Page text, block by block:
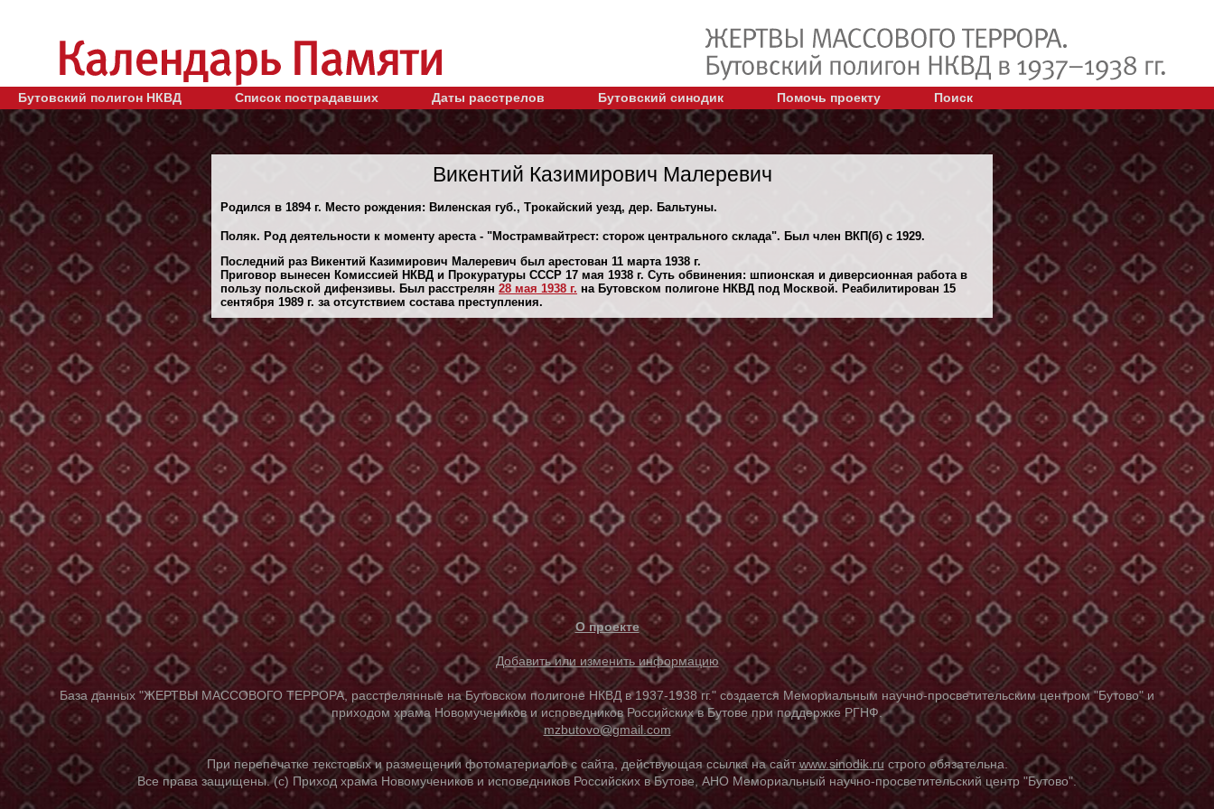
Бутовский полигон НКВД Список пострадавших Даты расстрелов Бутовский синодик Помочь проекту Поиск
Викентий Казимирович Малеревич
Родился в 1894 г. Место рождения: Виленская губ., Трокайский уезд, дер. Бальтуны.
Поляк. Род деятельности к моменту ареста - "Мострамвайтрест: сторож центрального склада". Был член ВКП(б) с 1929.
Последний раз Викентий Казимирович Малеревич был арестован 11 марта 1938 г.
Приговор вынесен Комиссией НКВД и Прокуратуры СССР 17 мая 1938 г. Суть обвинения: шпионская и диверсионная работа в
пользу польской дифензивы. Был расстрелян 28 мая 1938 г. на Бутовском полигоне НКВД под Москвой. Реабилитирован 15
сентября 1989 г. за отсутствием состава преступления.
О проекте
Добавить или изменить информацию
База данных "ЖЕРТВЫ МАССОВОГО ТЕРРОРА, расстрелянные на Бутовском полигоне НКВД в 1937-1938 гг." создается Мемориальным научно-просветительским центром "Бутово" и
приходом храма Новомучеников и исповедников Российских в Бутове при поддержке РГНФ.
mzbutovo@gmail.com
При перепечатке текстовых и размещении фотоматериалов с сайта, действующая ссылка на сайтwww.sinodik.ru строго обязательна.
Все права защищены. (с) Приход храма Новомучеников и исповедников Российских в Бутове, АНО Мемориальный научно-просветительский центр "Бутово".